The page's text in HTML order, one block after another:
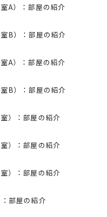
A）：部屋の紹介
B）：部屋の紹介
A）：部屋の紹介
B）：部屋の紹介
）：部屋の紹介
）：部屋の紹介
）：部屋の紹介
部屋の紹介